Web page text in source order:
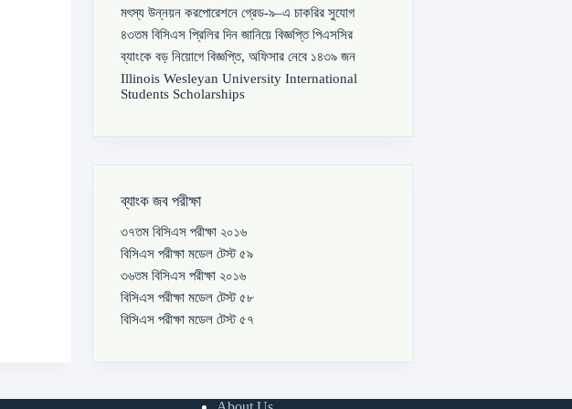
মৎস্য উন্নয়ন করপোরেশনে গ্রেড-৯–এ চাকরির সুযোগ
৪৩তম বিসিএস প্রিলির দিন জানিয়ে বিজ্ঞপ্তি পিএসসির
ব্যাংকে বড় নিয়োগে বিজ্ঞপ্তি, অফিসার নেবে ১৪৩৯ জন
Illinois Wesleyan University International
Students Scholarships
ব্যাংক জব পরীক্ষা
৩৭তম বিসিএস পরীক্ষা ২০১৬
বিসিএস পরীক্ষা মডেল টেস্ট ৫৯
৩৬তম বিসিএস পরীক্ষা ২০১৬
বিসিএস পরীক্ষা মডেল টেস্ট ৫৮
বিসিএস পরীক্ষা মডেল টেস্ট ৫৭